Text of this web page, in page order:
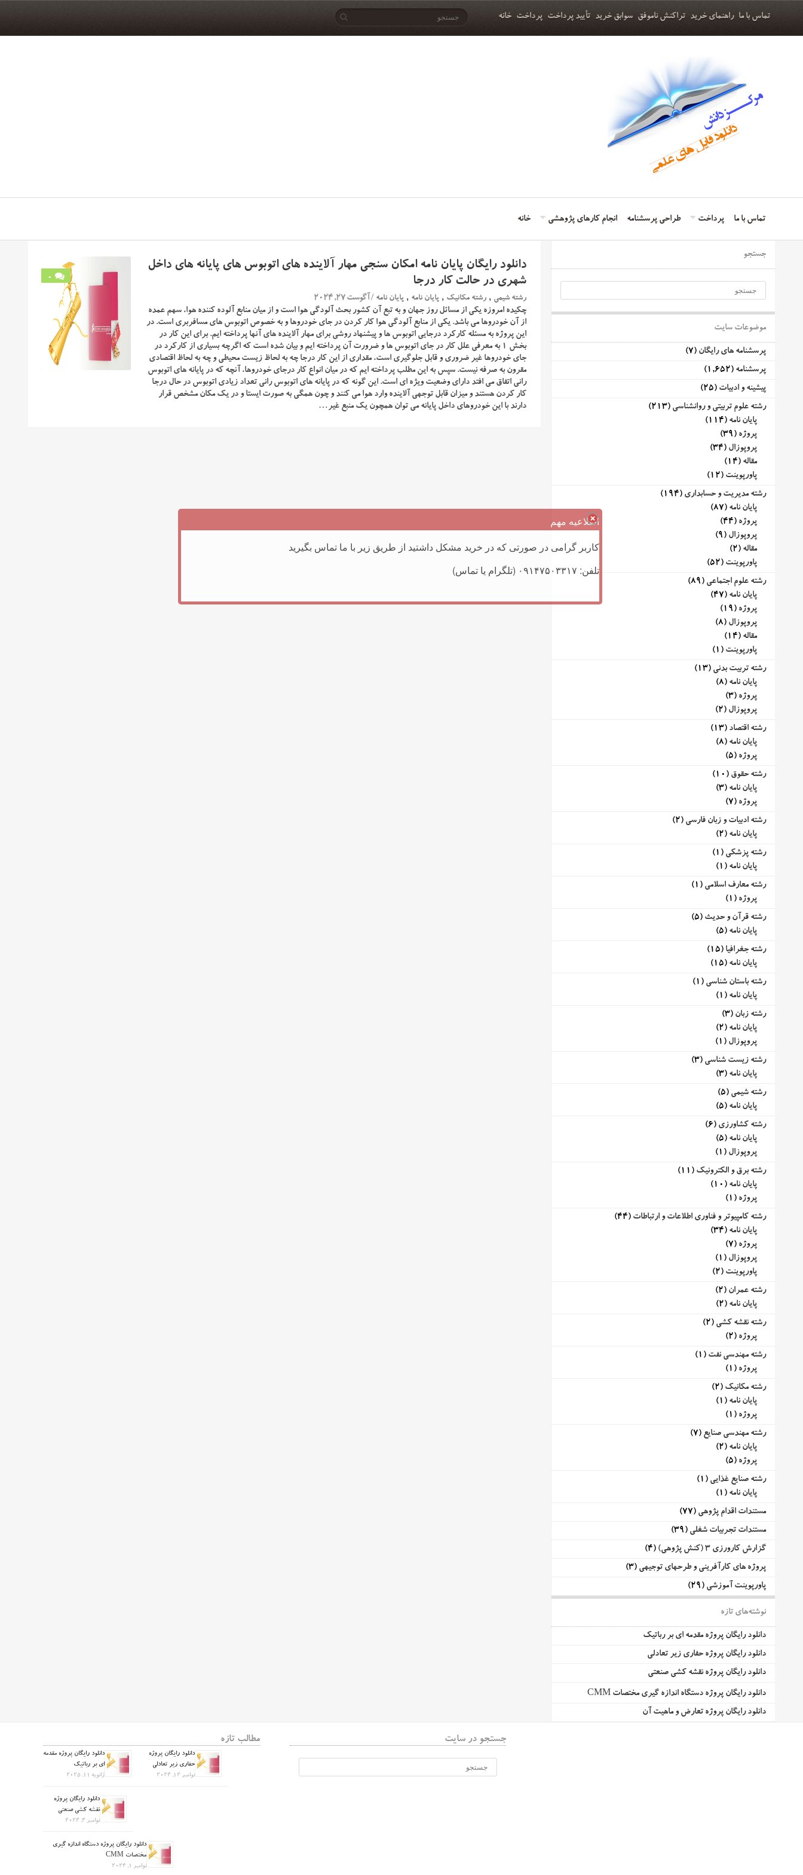
خانه پرداخت تأیید پرداخت سوابق خرید تراکنش ناموفق راهنمای خرید تماس با ما
خانه انجام کارهای پژوهشی طراحی پرسشنامه پرداخت تماس با ما
0
دانلود رایگان پایان نامه امکان سنجی مهار آلاینده های اتوبوس های پایانه های داخل
شهری در حالت کار درجا
رشته شیمی , رشته مکانیک , پایان نامه , پایان نامه / آگوست 27, 2024
چکیده امروزه یکی از مسائل روز جهان و به تبع آن کشور بحث آلودگی هوا است و از میان منابع آلوده کننده هوا، سهم عمده
از آن خودروها می باشد. یکی از منابع آلودگی هوا کار کردن در جای خودروها و به خصوص اتوبوس های مسافربری است. در
این پروژه به مسئله کارکرد درجایی اتوبوس ها و پیشنهاد روشی برای مهار آلاینده های آنها پرداخته ایم. برای این کار در
بخش 1 به معرفی علل کار در جای اتوبوس ها و ضرورت آن پرداخته ایم و بیان شده است که اگرچه بسیاری از کارکرد در
جای خودروها غیر ضروری و قابل جلوگیری است، مقداری از این کار درجا چه به لحاظ زیست محیطی و چه به لحاظ اقتصادی
مقرون به صرفه نیست. سپس به این مطلب پرداخته ایم که در میان انواع کار درجای خودروها، آنچه که در پایانه های اتوبوس
رانی اتفاق می افتد دارای وضعیت ویژه ای است. این گونه که در پایانه های اتوبوس رانی تعداد زیادی اتوبوس در حال درجا
کار کردن هستند و میزان قابل توجهی آلاینده وارد هوا می کنند و چون همگی به صورت ایستا و در یک مکان مشخص قرار
دارند با این خودروهای داخل پایانه می توان همچون یک منبع غیر…
جستجو
موضوعات سایت
پرسشنامه های رایگان (7)
پرسشنامه (1,652)
پیشینه و ادبیات (25)
رشته علوم تربیتی و روانشناسی (213)
پایان نامه (114)
پروژه (39)
پروپوزال (34)
مقاله (14)
پاورپوینت (12)
رشته مدیریت و حسابداری (194)
پایان نامه (87)
پروژه (44)
پروپوزال (9)
مقاله (2)
پاورپوینت (52)
رشته علوم اجتماعی (89)
پایان نامه (47)
پروژه (19)
پروپوزال (8)
مقاله (14)
پاورپوینت (1)
رشته تربیت بدنی (13)
پایان نامه (8)
پروژه (3)
پروپوزال (2)
رشته اقتصاد (13)
پایان نامه (8)
پروژه (5)
رشته حقوق (10)
پایان نامه (3)
پروژه (7)
رشته ادبیات و زبان فارسی (2)
پایان نامه (2)
رشته پزشکی (1)
پایان نامه (1)
رشته معارف اسلامی (1)
پروژه (1)
رشته قرآن و حدیث (5)
پایان نامه (5)
رشته جغرافیا (15)
پایان نامه (15)
رشته باستان شناسی (1)
پایان نامه (1)
رشته زبان (3)
پایان نامه (2)
پروپوزال (1)
رشته زیست شناسی (3)
پایان نامه (3)
رشته شیمی (5)
پایان نامه (5)
رشته کشاورزی (6)
پایان نامه (5)
پروپوزال (1)
رشته برق و الکترونیک (11)
پایان نامه (10)
پروژه (1)
رشته کامپیوتر و فناوری اطلاعات و ارتباطات (44)
پایان نامه (34)
پروژه (7)
پروپوزال (1)
پاورپوینت (2)
رشته عمران (2)
پایان نامه (2)
رشته نقشه کشی (2)
پروژه (2)
رشته مهندسی نفت (1)
پروژه (1)
رشته مکانیک (2)
پایان نامه (1)
پروژه (1)
رشته مهندسی صنایع (7)
پایان نامه (2)
پروژه (5)
رشته صنایع غذایی (1)
پایان نامه (1)
مستندات اقدام پژوهی (77)
مستندات تجربیات شغلی (39)
گزارش کارورزی 3 (کنش پژوهی)
(4)
پروژه های کارآفرینی و طرحهای توجیهی (3)
پاورپوینت آموزشی (29)
نوشته‌های تازه
دانلود رایگان پروژه مقدمه ای بر رباتیک
دانلود رایگان پروژه حفاری زیر تعادلی
دانلود رایگان پروژه نقشه کشی صنعتی
دانلود رایگان پروژه دستگاه اندازه گیری مختصات CMM
دانلود رایگان پروژه تعارض و ماهیت آن
اطلاعیه مهم
کاربر گرامی در صورتی که در خرید مشکل داشتید از طریق زیر با ما تماس بگیرید
تلفن: ۰۹۱۴۷۵۰۳۳۱۷ (تلگرام یا تماس)
مطالب تازه
دانلود رایگان پروژه مقدمه
ای بر رباتیک
ژانویه 11, 2025
دانلود رایگان پروژه
حفاری زیر تعادلی
نوامبر 12, 2024
دانلود رایگان پروژه
نقشه کشی صنعتی
نوامبر 4, 2024
دانلود رایگان پروژه دستگاه اندازه گیری
مختصات CMM
نوامبر 1, 2024
جستجو در سایت